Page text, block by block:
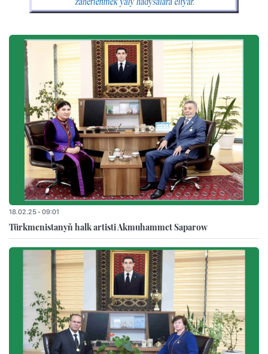
18.02.25 - 09:01
Türkmenistanyň halk artisti Akmuhammet Saparow